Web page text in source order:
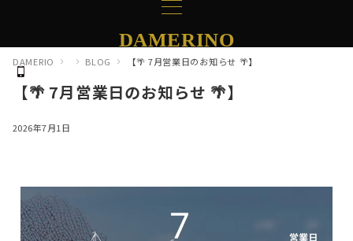
DAMERINO
DAMERIO BLOG 【🌴 7月営業日のお知らせ 🌴】
【🌴 7月営業日のお知らせ 🌴】
2026年7月1日